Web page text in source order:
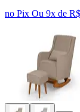
no Pix Ou 9x de